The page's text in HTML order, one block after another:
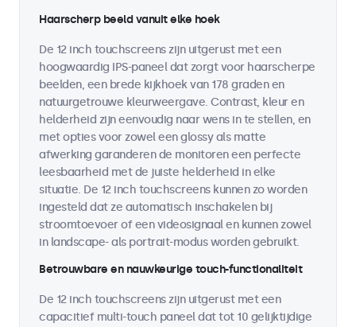
Haarscherp beeld vanuit elke hoek
De 12 inch touchscreens zijn uitgerust met een
hoogwaardig IPS-paneel dat zorgt voor haarscherpe
beelden, een brede kijkhoek van 178 graden en
natuurgetrouwe kleurweergave. Contrast, kleur en
helderheid zijn eenvoudig naar wens in te stellen, en
met opties voor zowel een glossy als matte
afwerking garanderen de monitoren een perfecte
leesbaarheid met de juiste helderheid in elke
situatie. De 12 inch touchscreens kunnen zo worden
ingesteld dat ze automatisch inschakelen bij
stroomtoevoer of een videosignaal en kunnen zowel
in landscape- als portrait-modus worden gebruikt.
Betrouwbare en nauwkeurige touch-functionaliteit
De 12 inch touchscreens zijn uitgerust met een
capacitief multi-touch paneel dat tot 10 gelijktijdige